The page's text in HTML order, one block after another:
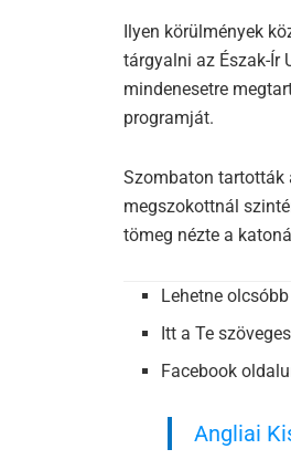
Ilyen körülmények
tárgyalni az Észak-Ír
mindenesetre
programját.
Szombaton tartották
megszokottnál
tömeg nézte a
Lehetne
Itt a Te szöveges
Facebook
Angliai